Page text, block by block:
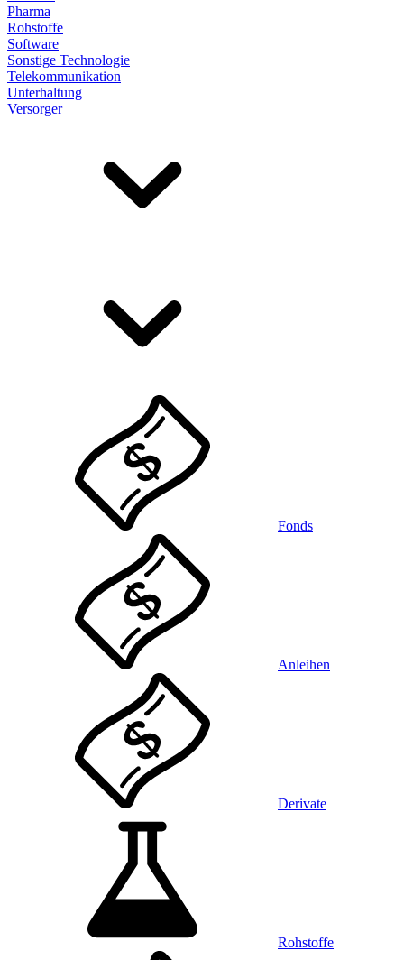
Pharma
Rohstoffe
Software
Sonstige Technologie
Telekommunikation
Unterhaltung
Versorger
Fonds
Anleihen
Derivate
Rohstoffe